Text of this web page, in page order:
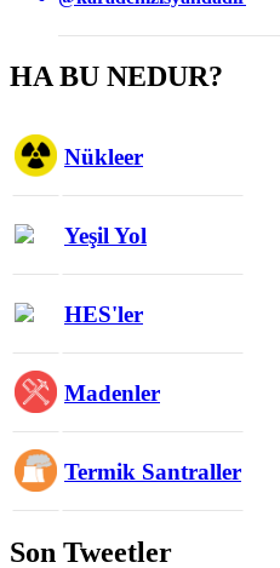
HA BU NEDUR?
Nükleer
Yeşil Yol
HES'ler
Madenler
Termik Santraller
Son Tweetler